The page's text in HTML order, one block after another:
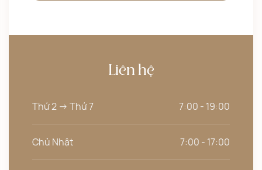
Liên hệ
Thứ 2 -> Thứ 7 7:00 - 19:00
Chủ Nhật 7:00 - 17:00